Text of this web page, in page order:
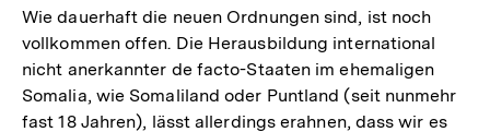
der
Fußnote
Wie dauerhaft die neuen Ordnungen sind, ist noch
vollkommen offen. Die Herausbildung international
nicht anerkannter de facto-Staaten im ehemaligen
Somalia, wie Somaliland oder Puntland (seit nunmehr
fast 18 Jahren), lässt allerdings erahnen, dass wir es